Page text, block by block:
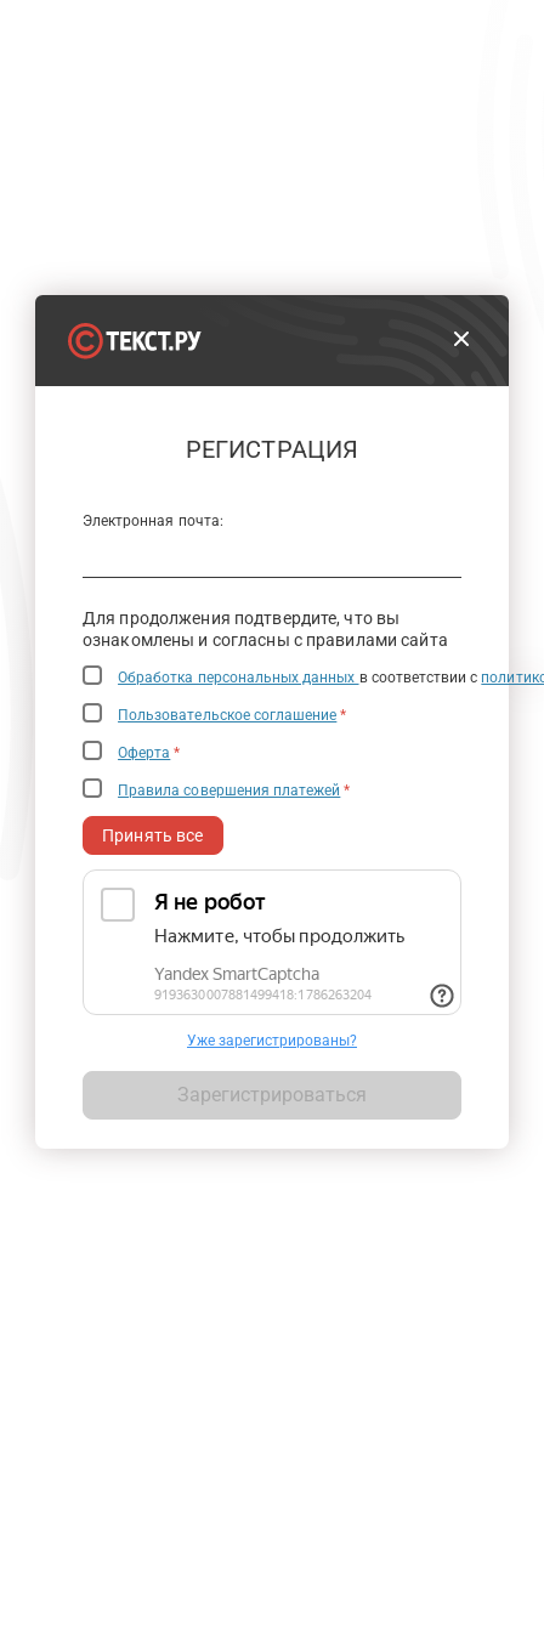
РЕГИСТРАЦИЯ
Электронная почта:
Для продолжения подтвердите, что вы
ознакомлены и согласны с правилами сайта
Обработка персональных данных в соответствии с
Пользовательское соглашение *
Оферта *
Правила совершения платежей *
Принять все
Уже зарегистрированы?
Зарегистрироваться